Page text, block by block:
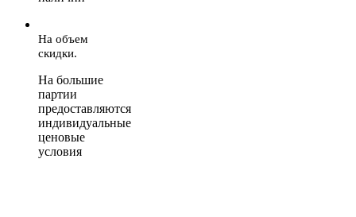
На объем
скидки.
На большие
партии
предоставляются
индивидуальные
ценовые
условия